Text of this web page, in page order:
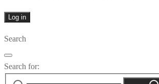
Log in
Search
Search for: